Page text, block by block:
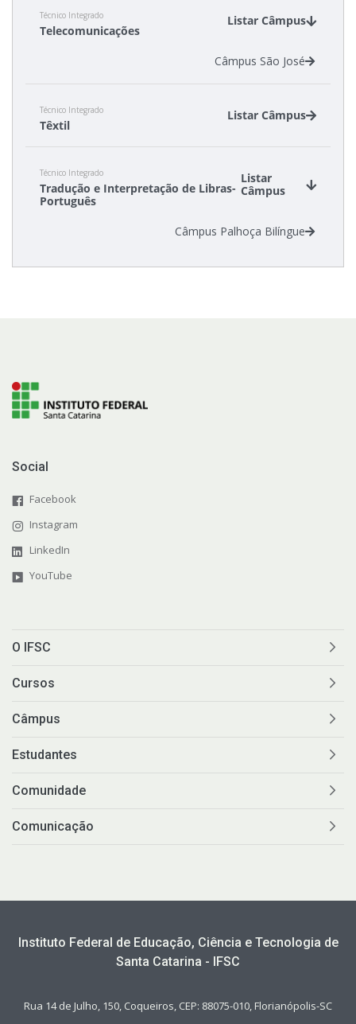
Técnico Integrado
Telecomunicações
Listar Câmpus
Câmpus São José
Técnico Integrado
Têxtil
Listar Câmpus
Câmpus Jaraguá do Sul - Centro
Técnico Integrado
Tradução e Interpretação de Libras-
Português
Listar
Câmpus
Câmpus Palhoça Bilíngue
Social
Facebook
Instagram
LinkedIn
YouTube
O IFSC
Cursos
Câmpus
Estudantes
Comunidade
Comunicação
Instituto Federal de Educação, Ciência e Tecnologia de
Santa Catarina - IFSC
Rua 14 de Julho, 150, Coqueiros, CEP: 88075-010, Florianópolis-SC